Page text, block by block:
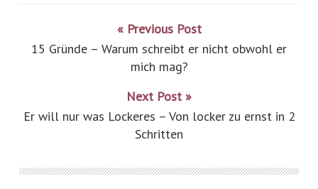
« Previous Post
15 Gründe – Warum schreibt er nicht obwohl er
mich mag?
Next Post »
Er will nur was Lockeres – Von locker zu ernst in 2
Schritten